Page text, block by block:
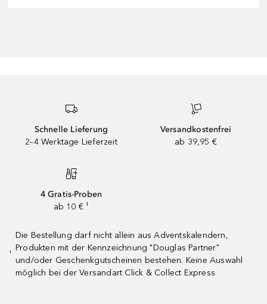
Schnelle Lieferung
2–4 Werktage Lieferzeit
Versandkostenfrei
ab 39,95 €
4 Gratis-Proben
ab 10 € ¹
¹
Die Bestellung darf nicht allein aus Adventskalendern,
Produkten mit der Kennzeichnung "Douglas Partner"
und/oder Geschenkgutscheinen bestehen. Keine Auswahl
möglich bei der Versandart Click & Collect Express